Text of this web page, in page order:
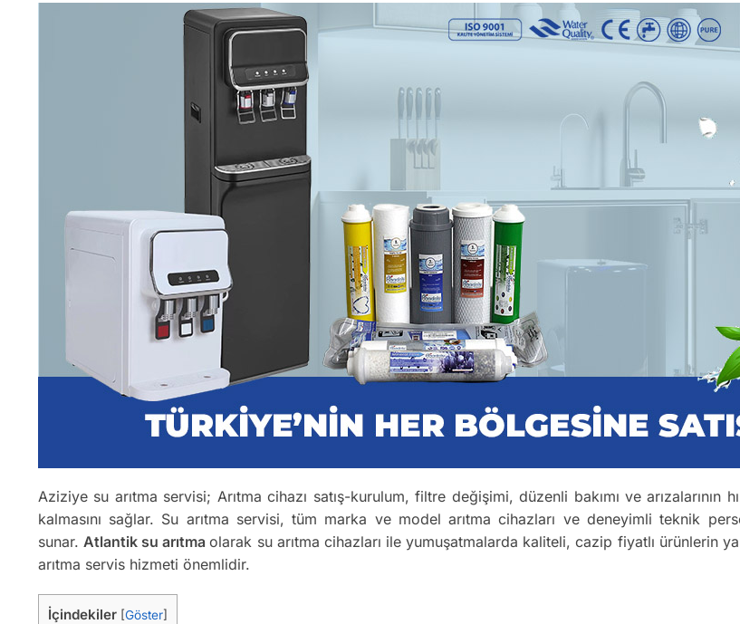
Aziziye su arıtma servisi; Arıtma cihazı satış-kurulum, filtre değişimi, düzenli bakımı ve
kalmasını sağlar. Su arıtma servisi, tüm marka ve model arıtma cihazları ve deneyimli teknik
sunar.Atlantik su arıtmaolarak su arıtma cihazları ile yumuşatmalarda kaliteli, cazip fiyatlı ürünlerin
arıtma servis hizmeti önemlidir.
İçindekiler [Göster]